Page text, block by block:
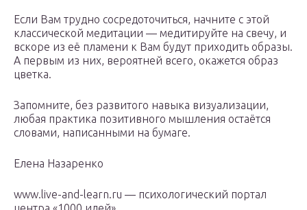
Если Вам трудно сосредоточиться, начните с этой
классической медитации — медитируйте на свечу, и
вскоре из её пламени к Вам будут приходить образы.
А первым из них, вероятней всего, окажется образ
цветка.
Запомните, без развитого навыка визуализации,
любая практика позитивного мышления остаётся
словами, написанными на бумаге.
Елена Назаренко
www.live-and-learn.ru — психологический портал